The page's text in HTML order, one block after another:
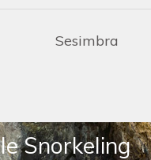
Sesimbra
Snorkeling